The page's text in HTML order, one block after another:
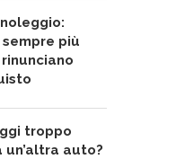
più
troppo
un’altra auto?